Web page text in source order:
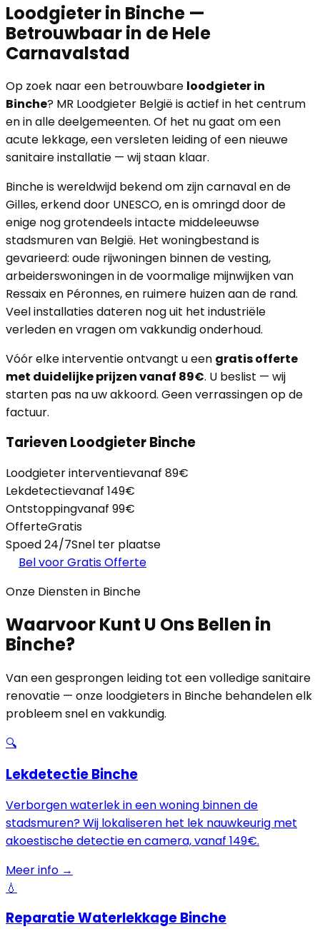
Loodgieter in Binche —
Betrouwbaar in de Hele
Carnavalstad
Op zoek naar een betrouwbare loodgieter in
Binche? MR Loodgieter België is actief in het centrum
en in alle deelgemeenten. Of het nu gaat om een
acute lekkage, een versleten leiding of een nieuwe
sanitaire installatie — wij staan klaar.
Binche is wereldwijd bekend om zijn carnaval en de
Gilles, erkend door UNESCO, en is omringd door de
enige nog grotendeels intacte middeleeuwse
stadsmuren van België. Het woningbestand is
gevarieerd: oude rijwoningen binnen de vesting,
arbeiderswoningen in de voormalige mijnwijken van
Ressaix en Péronnes, en ruimere huizen aan de rand.
Veel installaties dateren nog uit het industriële
verleden en vragen om vakkundig onderhoud.
Vóór elke interventie ontvangt u een gratis offerte
met duidelijke prijzen vanaf 89€. U beslist — wij
starten pas na uw akkoord. Geen verrassingen op de
factuur.
Tarieven Loodgieter Binche
Loodgieter interventievanaf 89€
Lekdetectievanaf 149€
Ontstoppingvanaf 99€
OfferteGratis
Spoed 24/7Snel ter plaatse
Bel voor Gratis Offerte
Onze Diensten in Binche
Waarvoor Kunt U Ons Bellen in
Binche?
Van een gesprongen leiding tot een volledige sanitaire
renovatie — onze loodgieters in Binche behandelen elk
probleem snel en vakkundig.
🔍
Lekdetectie Binche
Verborgen waterlek in een woning binnen de
stadsmuren? Wij lokaliseren het lek nauwkeurig met
akoestische detectie en camera, vanaf 149€.
Meer info →
💧
Reparatie Waterlekkage Binche